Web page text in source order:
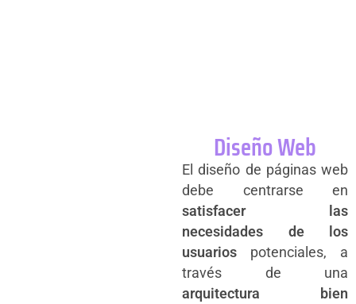
Diseño Web
El diseño de páginas web
debe centrarse en
satisfacer las
necesidades de los
usuarios potenciales, a
través de una
arquitectura bien